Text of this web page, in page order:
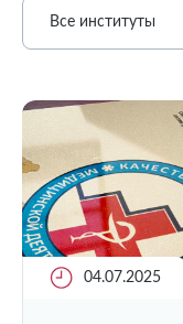
Все институты
04.07.2025